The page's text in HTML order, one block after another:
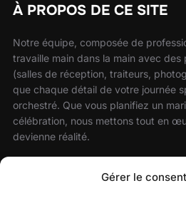
Gérer le
À PROPOS DE CE SITE
Notre équipe, composée de
travaille main dans la main avec
(salles de réception, traiteurs,
que chaque détail de votre journée
orchestré. Que vous planifiez un
célébration, nous mettons tout en
devienne réalité.
votre mariage avec une atmosphère